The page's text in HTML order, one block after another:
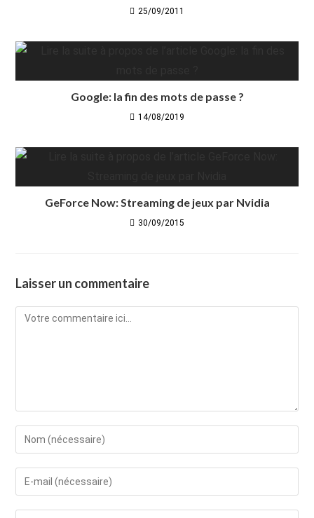
25/09/2011
Google: la fin des mots de passe ?
14/08/2019
GeForce Now: Streaming de jeux par Nvidia
30/09/2015
Laisser un commentaire
Comment
Enter
your
name
Enter
your
email